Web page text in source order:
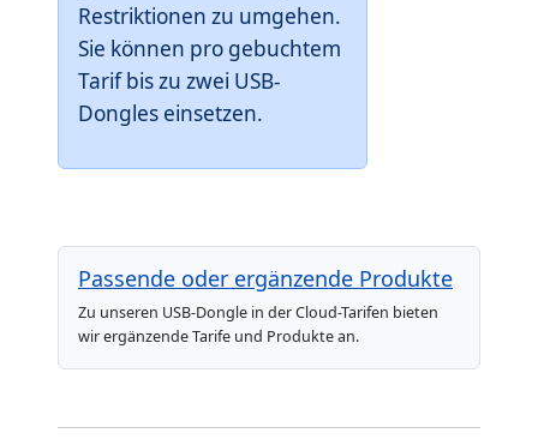
Restriktionen zu umgehen.
Sie können pro gebuchtem
Tarif bis zu zwei USB-
Dongles einsetzen.
Passende oder ergänzende Produkte
Zu unseren USB-Dongle in der Cloud-Tarifen bieten
wir ergänzende Tarife und Produkte an.